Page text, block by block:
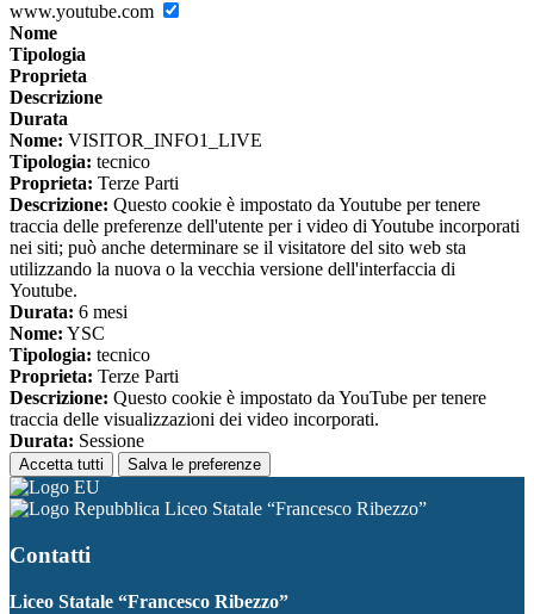
www.youtube.com
Nome
Tipologia
Proprieta
Descrizione
Durata
Nome: VISITOR_INFO1_LIVE
Tipologia: tecnico
Proprieta: Terze Parti
Descrizione: Questo cookie è impostato da Youtube per tenere
traccia delle preferenze dell'utente per i video di Youtube incorporati
nei siti; può anche determinare se il visitatore del sito web sta
utilizzando la nuova o la vecchia versione dell'interfaccia di
Youtube.
Durata: 6 mesi
Nome: YSC
Tipologia: tecnico
Proprieta: Terze Parti
Descrizione: Questo cookie è impostato da YouTube per tenere
traccia delle visualizzazioni dei video incorporati.
Durata: Sessione
Accetta tutti Salva le preferenze
Liceo Statale “Francesco Ribezzo”
Contatti
Liceo Statale “Francesco Ribezzo”